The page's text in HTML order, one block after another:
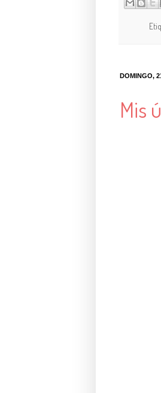
DOMINGO,
Mis